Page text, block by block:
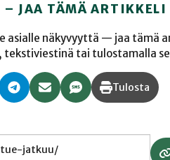
– JAA TÄMÄ ARTIKKELI
asialle näkyvyyttä — jaa tämä
tekstiviestinä tai tulostamalla
Tulosta